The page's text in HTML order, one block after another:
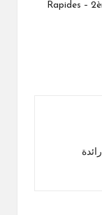
Rapides –